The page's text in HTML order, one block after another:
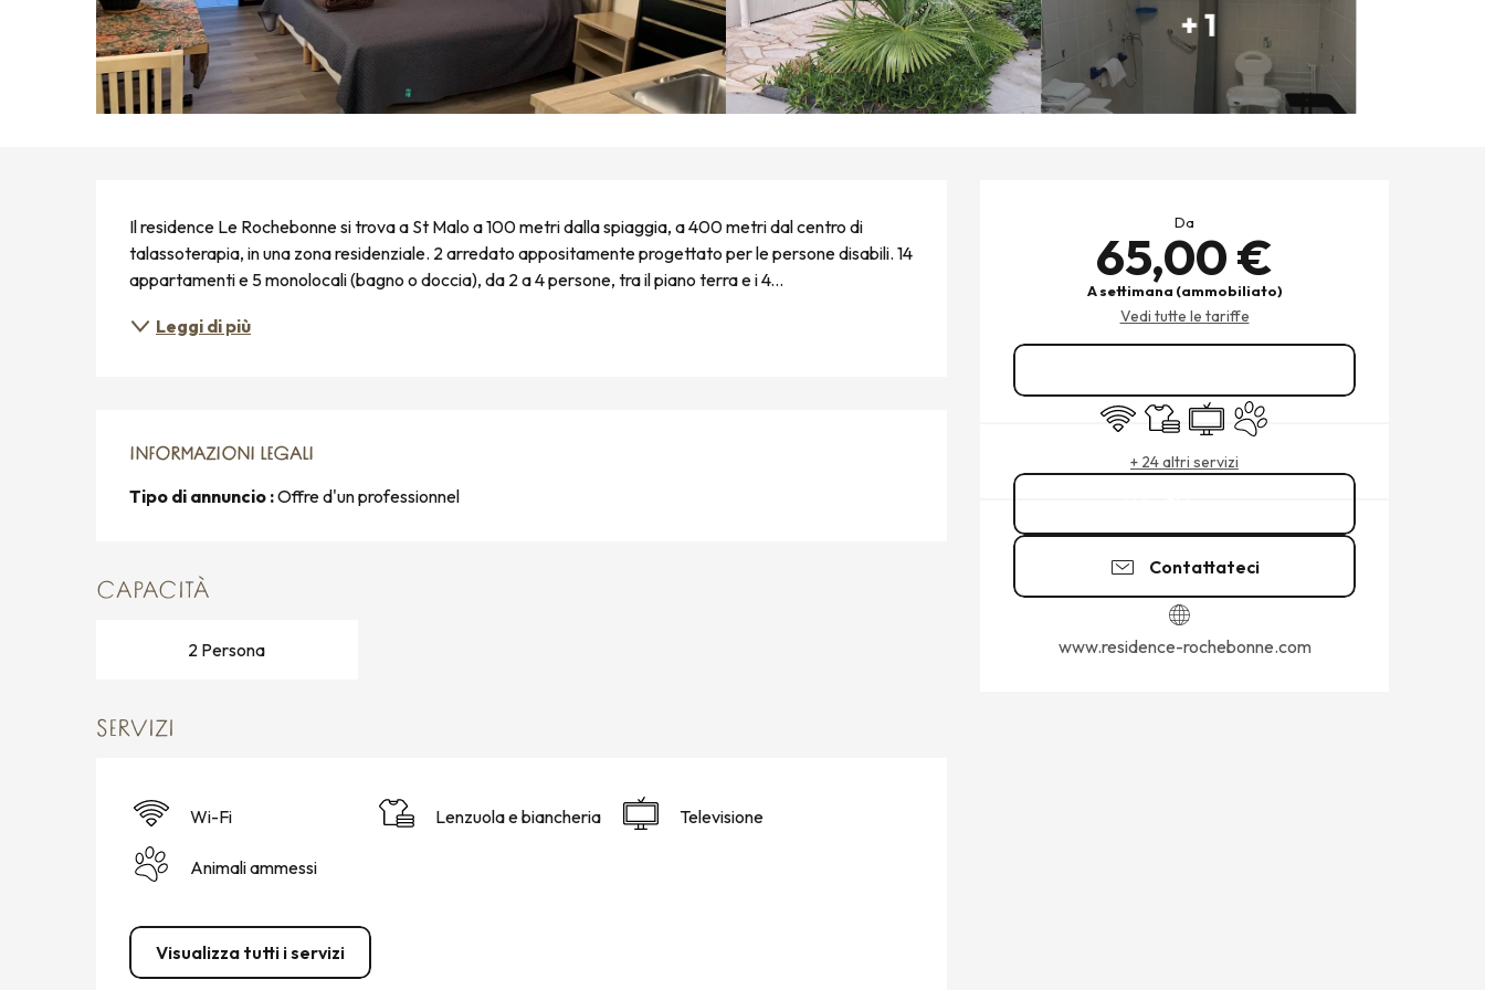
+ 1
ORARI E CONTATTI
Da
65,00 €
A settimana (ammobiliato)
Vedi tutte le tariffe
Wi-Fi Lenzuola e biancheria
TelevisioneAnimali ammessi
+ 24 altri servizi
Contattateci
www.residence-rochebonne.com
Il residence Le Rochebonne si trova a St Malo a 100 metri dalla spiaggia, a 400 metri dal centro di
talassoterapia, in una zona residenziale. 2 arredato appositamente progettato per le persone disabili. 14
appartamenti e 5 monolocali (bagno o doccia), da 2 a 4 persone, tra il piano terra e i 4...
Leggi di più
INFORMAZIONI LEGALI
INFORMAZIONI LEGALI
Tipo di annuncio :Offre d'un professionnel
CAPACITÀ
2 Persona
SERVIZI
Wi-Fi Lenzuola e biancheria Televisione
Animali ammessi
Visualizza tutti i servizi